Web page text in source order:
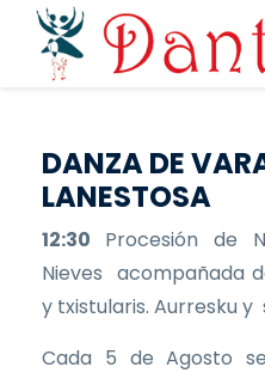
Pasar al contenido principal
DANZA DE
LANESTOSA
12:30 Procesión de
Nieves acompañada
y txistularis. Aurresku y
Cada 5 de Agosto se